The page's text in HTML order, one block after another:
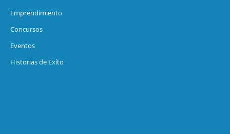
Emprendimiento
Concursos
Eventos
Historias de Exíto